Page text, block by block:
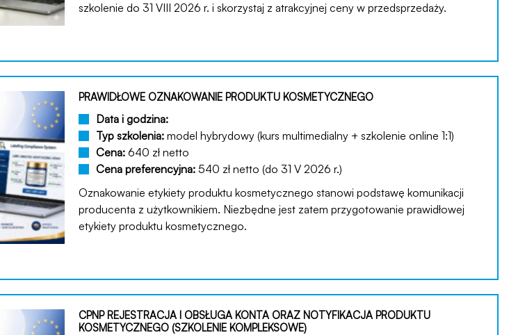
szkolenie do 31 VIII 2026 r. i skorzystaj z atrakcyjnej ceny w przedsprzedaży.
PRAWIDŁOWE OZNAKOWANIE PRODUKTU KOSMETYCZNEGO
Data i godzina:
Typ szkolenia: model hybrydowy (kurs multimedialny + szkolenie online 1:1)
Cena: 640 zł netto
Cena preferencyjna: 540 zł netto (do 31 V 2026 r.)
Oznakowanie etykiety produktu kosmetycznego stanowi podstawę komunikacji
producenta z użytkownikiem. Niezbędne jest zatem przygotowanie prawidłowej
etykiety produktu kosmetycznego.
CPNP REJESTRACJA I OBSŁUGA KONTA ORAZ NOTYFIKACJA PRODUKTU
KOSMETYCZNEGO (SZKOLENIE KOMPLEKSOWE)